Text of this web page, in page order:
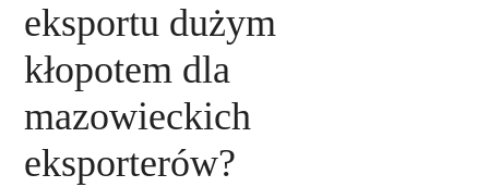
eksportu dużym
kłopotem dla
mazowieckich
eksporterów?